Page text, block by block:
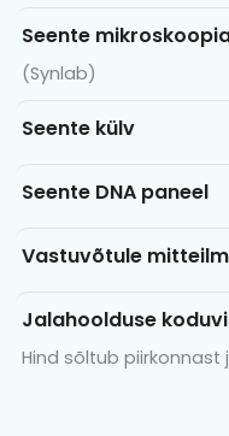
Seente
(Synlab)
Seente külv
Seente DNA paneel
Vastuvõtule
Jalahoolduse
Hind sõltub